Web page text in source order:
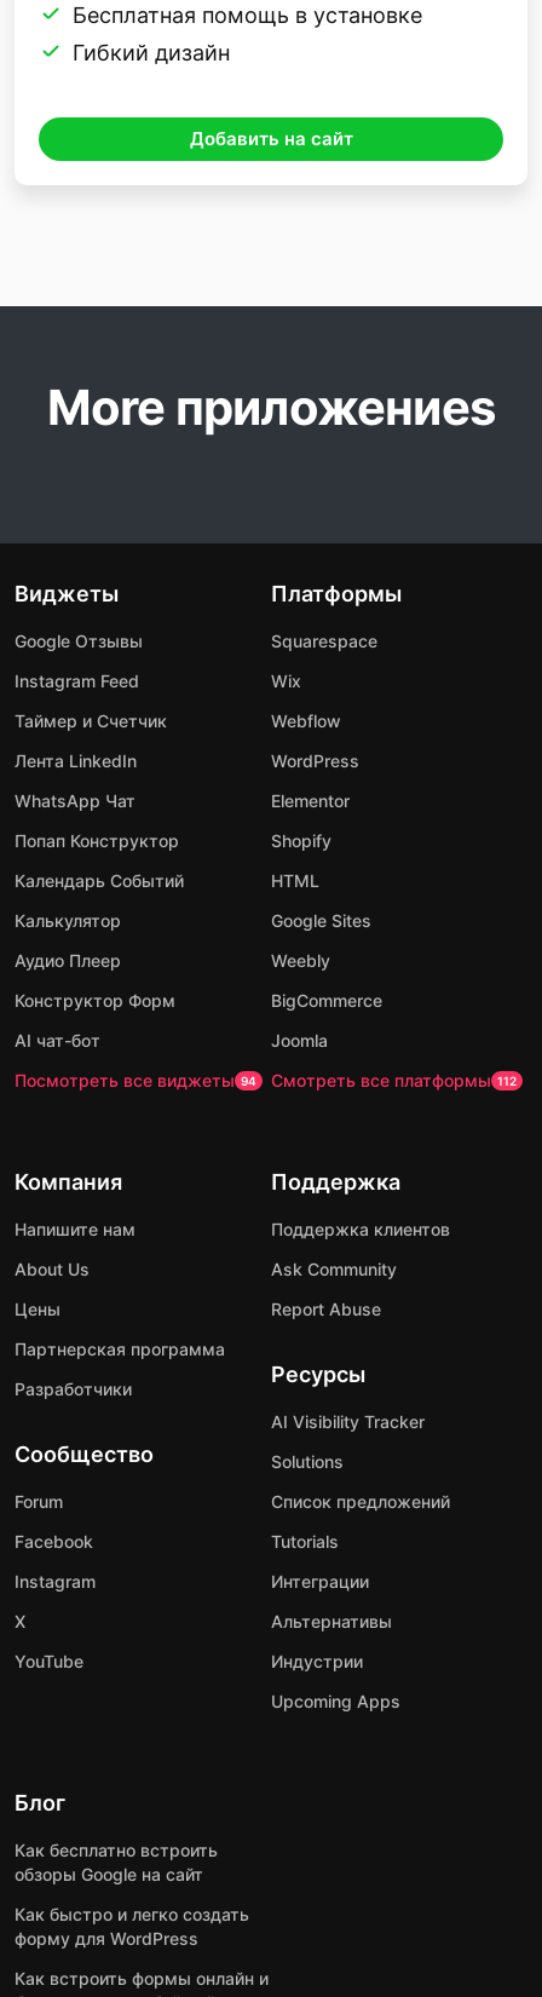
Бесплатная помощь в установке
Гибкий дизайн
Добавить на сайт
More приложениеs
Виджеты
Google Отзывы
Instagram Feed
Таймер и Счетчик
Лента LinkedIn
WhatsApp Чат
Попап Конструктор
Календарь Событий
Калькулятор
Аудио Плеер
Конструктор Форм
AI чат-бот
Посмотреть все виджеты 94
Платформы
Squarespace
Wix
Webflow
WordPress
Elementor
Shopify
HTML
Google Sites
Weebly
BigCommerce
Joomla
Смотреть все платформы 112
Компания
Напишите нам
About Us
Цены
Партнерская программа
Разработчики
Сообщество
Forum
Facebook
Instagram
X
YouTube
Поддержка
Поддержка клиентов
Ask Community
Report Abuse
Ресурсы
AI Visibility Tracker
Solutions
Список предложений
Tutorials
Интеграции
Альтернативы
Индустрии
Upcoming Apps
Блог
Как бесплатно встроить
обзоры Google на сайт
Как быстро и легко создать
форму для WordPress
Как встроить формы онлайн и